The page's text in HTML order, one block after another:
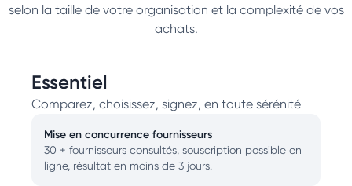
selon la taille de votre organisation et la complexité de vos
achats.
Essentiel
Comparez, choisissez, signez, en toute sérénité
Mise en concurrence fournisseurs
30 + fournisseurs consultés, souscription possible en
ligne, résultat en moins de 3 jours.